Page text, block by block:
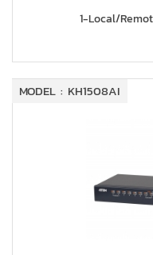
1-Local/
MODEL : KH1508AI